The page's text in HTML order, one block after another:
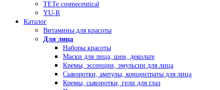
TETe cosmeceutical
YU-R
Каталог
Витамины для красоты
Для лица
Наборы красоты
Маски для лица, шеи, декольте
Кремы, эссенции, эмульсии для лица
Сыворотки, ампулы, концентраты для лица
Кремы, сыворотки, гели для глаз